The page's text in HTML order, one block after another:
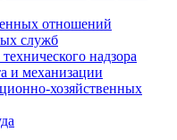
отношений
служб
надзора
и механизации
хозяйственных